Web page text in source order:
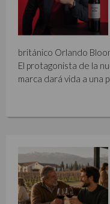
británico Orlando
El protagonista de la
marca dará vida a una